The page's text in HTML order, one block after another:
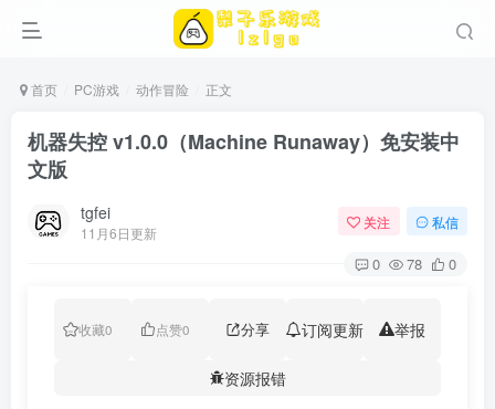
首页 PC游戏 动作冒险 正文
机器失控 v1.0.0（Machine Runaway）免安装中
文版
tgfei
11月6日更新
关注 私信
0 78 0
收藏0 点赞0 分享 订阅更新 举报
资源报错